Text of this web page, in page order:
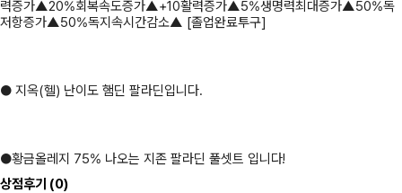
력증가▲20%회복속도증가▲+10활력증가▲5%생명력최대증가▲50%독
저항증가▲50%독지속시간감소▲ [졸업완료투구]
● 지옥(헬) 난이도 햄딘 팔라딘입니다.
●황금올레지 75% 나오는 지존 팔라딘 풀셋트 입니다!
상점후기 (0)